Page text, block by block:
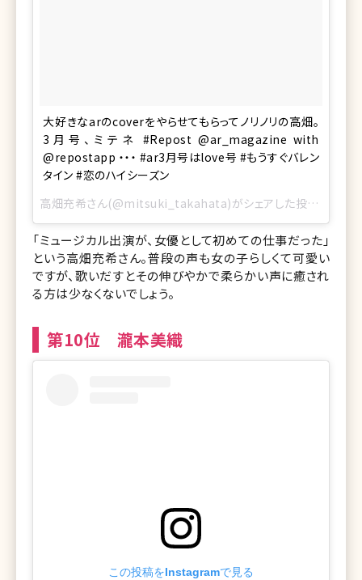
大好きなarのcoverをやらせてもらってノリノリの高畑。
3月号、ミテネ #Repost @ar_magazine with
@repostapp ・・・ #ar3月号はlove号 #もうすぐバレン
タイン #恋のハイシーズン
高畑充希さん(@mitsuki_takahata)がシェアした投稿 –
「ミュージカル出演が、女優として初めての仕事だった」
という高畑充希さん。普段の声も女の子らしくて可愛い
ですが、歌いだすとその伸びやかで柔らかい声に癒され
る方は少なくないでしょう。
第10位 瀧本美織
この投稿をInstagramで見る